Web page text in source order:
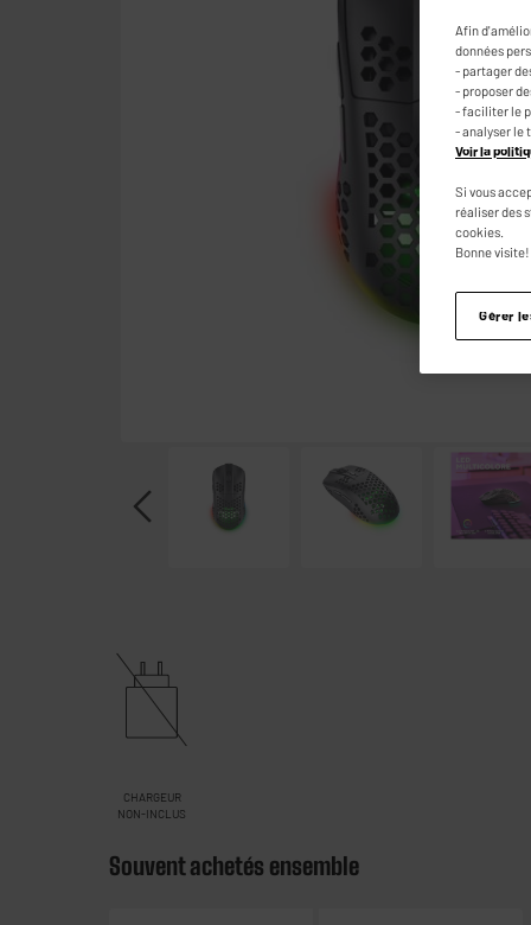
CHARGEUR
NON-INCLUS
Souvent achetés ensemble
Afin
données
- partager
- proposer
- faciliter le
- analyser le
Voir la
Si vous
réaliser des
cookies.
Bonne visite!
Gérer